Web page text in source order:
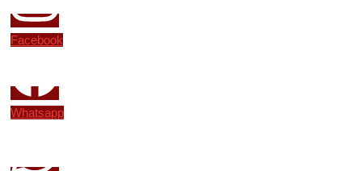
Facebook
Whatsapp